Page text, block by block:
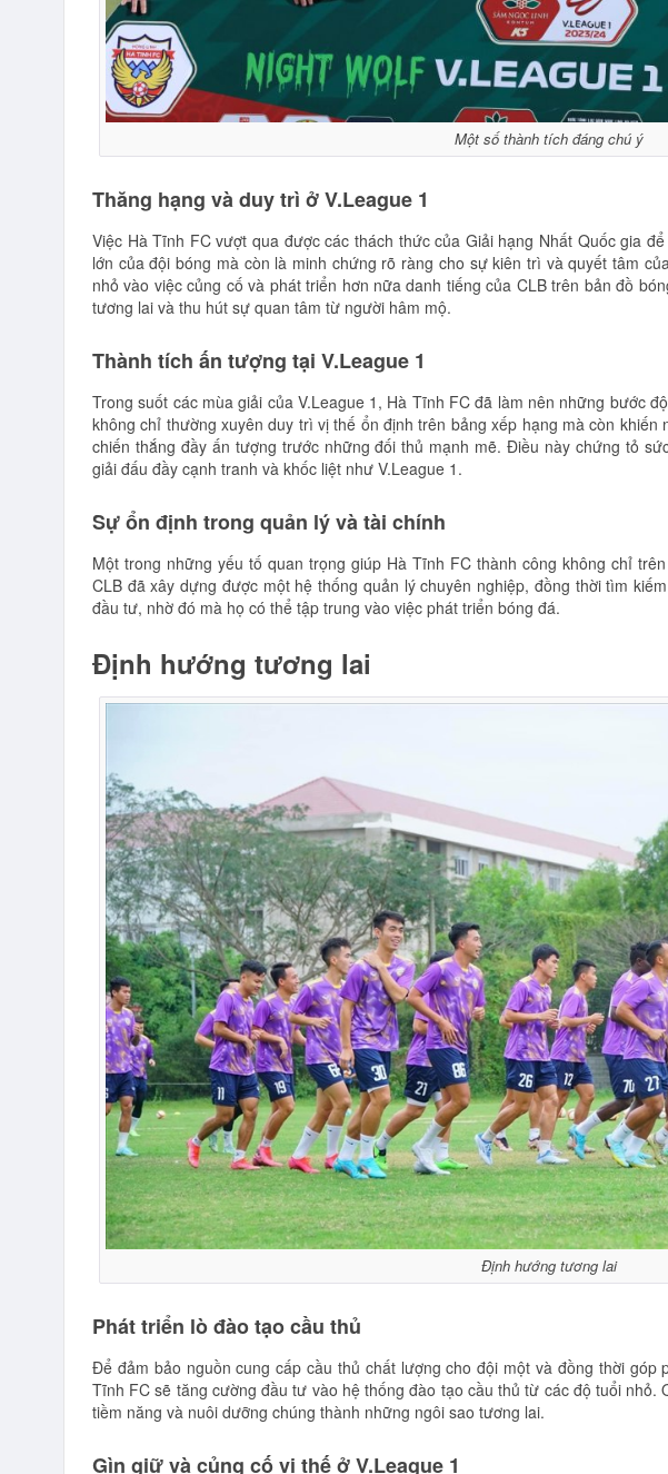
Một số thành tích đáng chú ý
Thăng hạng và duy trì ở V.League 1
Việc Hà Tĩnh FC vượt qua được các thách thức của Giải hạng Nhất Quốc gia
lớn của đội bóng mà còn là minh chứng rõ ràng cho sự kiên trì và quyết tâm
nhỏ vào việc củng cố và phát triển hơn nữa danh tiếng của CLB trên bản đồ
tương lai và thu hút sự quan tâm từ người hâm mộ.
Thành tích ấn tượng tại V.League 1
Trong suốt các mùa giải của V.League 1, Hà Tĩnh FC đã làm nên những bước
không chỉ thường xuyên duy trì vị thế ổn định trên bảng xếp hạng mà còn khiến
chiến thắng đầy ấn tượng trước những đối thủ mạnh mẽ. Điều này chứng tỏ
giải đấu đầy cạnh tranh và khốc liệt như V.League 1.
Sự ổn định trong quản lý và tài chính
Một trong những yếu tố quan trọng giúp Hà Tĩnh FC thành công không chỉ
CLB đã xây dựng được một hệ thống quản lý chuyên nghiệp, đồng thời tìm
đầu tư, nhờ đó mà họ có thể tập trung vào việc phát triển bóng đá.
Định hướng tương lai
Định hướng tương lai
Phát triển lò đào tạo cầu thủ
Để đảm bảo nguồn cung cấp cầu thủ chất lượng cho đội một và đồng thời
Tĩnh FC sẽ tăng cường đầu tư vào hệ thống đào tạo cầu thủ từ các độ tuổi
tiềm năng và nuôi dưỡng chúng thành những ngôi sao tương lai.
Gìn giữ và củng cố vị thế ở V.League 1